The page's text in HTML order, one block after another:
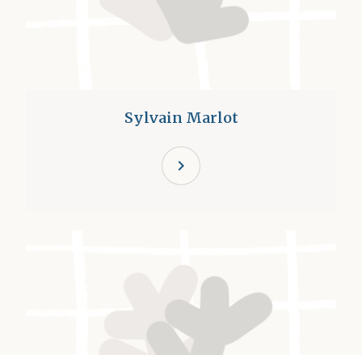
Sylvain Marlot
chevron_right